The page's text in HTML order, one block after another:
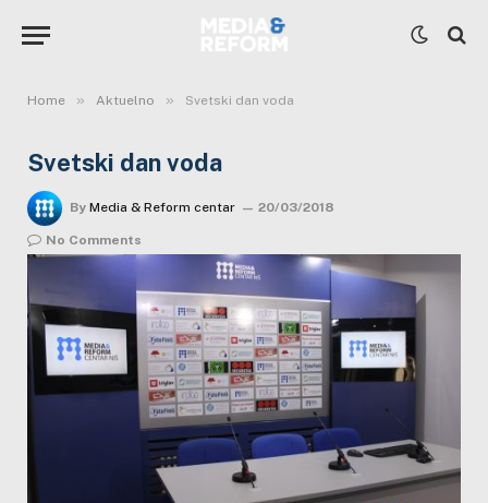
Home » Aktuelno » Svetski dan voda
Svetski dan voda
By Media & Reform centar 20/03/2018
No Comments